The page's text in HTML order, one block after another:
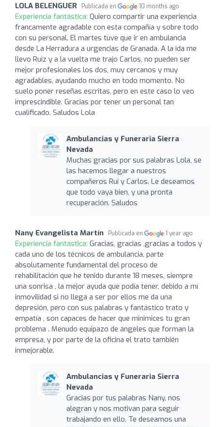
LOLA BELENGUER Publicada en 10 months ago
Experiencia fantástica: Quiero compartir una experiencia
francamente agradable con esta compañía y sobre todo
con su personal. El martes tuve que ir en ambulancia
desde La Herradura a urgencias de Granada. A la ida me
llevo Ruiz y a la vuelta me trajo Carlos, no pueden ser
mejor profesionales los dos, muy cercanos y muy
agradables, ayudando mucho en todo momento. No
suelo poner reseñas escritas, pero en este caso lo veo
imprescindible. Gracias por tener un personal tan
cualificado. Saludos Lola
Ambulancias y Funeraria Sierra
Nevada
Muchas gracias por sus palabras Lola, se
las hacemos llegar a nuestros
compañeros Rui y Carlos. Le deseamos
que todo vaya bien, y una pronta
recuperación. Saludos
Nany Evangelista Martín Publicada en 1 year ago
Experiencia fantástica: Gracias, gracias ,gracias a todos y
cada uno de los técnicos de ambulancia, parte
absolutamente fundamental del proceso de
rehabilitación que he tenido durante 18 meses, siempre
una sonrisa , la mejor ayuda que podía tener, debido a mí
inmovilidad si no llega a ser por ellos me da una
depresión, pero con sus palabras y fantástico trato y
empatía , son capaces de hacer que minimices tu gran
problema . Menudo equipazo de ángeles que forman la
empresa, y por parte de la oficina el trato también
inmejorable.
Ambulancias y Funeraria Sierra
Nevada
Gracias por tus palabras Nany, nos
alegran y nos motivan para seguir
trabajando en ello. Te deseamos una